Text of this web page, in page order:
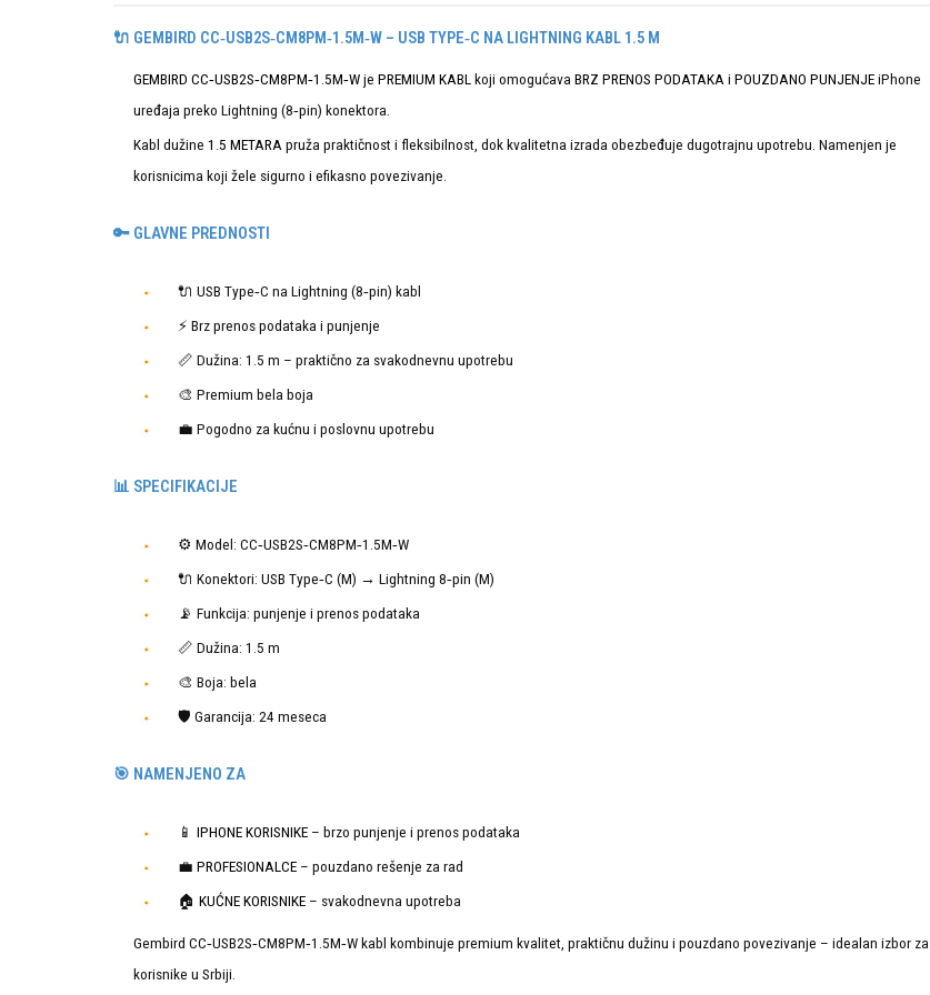
🔌 GEMBIRD CC‑USB2S‑CM8PM‑1.5M‑W – USB TYPE‑C NA LIGHTNING KABL 1.5 M
GEMBIRD CC‑USB2S‑CM8PM‑1.5M‑Wje PREMIUM KABLkoji omogućavaBRZ PRENOS PODATAKA iPOUZDANO PUNJENJEiPhone
uređaja preko Lightning (8‑pin) konektora.
Kabl dužine 1.5 METARA pruža praktičnost i fleksibilnost, dok kvalitetna izrada obezbeđuje dugotrajnu upotrebu. Namenjen je
korisnicima koji žele sigurno i efikasno povezivanje.
🔑 GLAVNE PREDNOSTI
🔌 USB Type‑C na Lightning (8‑pin) kabl
⚡ Brz prenos podataka i punjenje
📏 Dužina: 1.5 m – praktično za svakodnevnu upotrebu
🎨 Premium bela boja
💼 Pogodno za kućnu i poslovnu upotrebu
📊 SPECIFIKACIJE
⚙️ Model: CC‑USB2S‑CM8PM‑1.5M‑W
🔌 Konektori: USB Type‑C (M) → Lightning 8‑pin (M)
📡 Funkcija: punjenje i prenos podataka
📏 Dužina: 1.5 m
🎨 Boja: bela
🛡️ Garancija: 24 meseca
🎯 NAMENJENO ZA
📱 IPHONE KORISNIKE – brzo punjenje i prenos podataka
💼 PROFESIONALCE – pouzdano rešenje za rad
🏠 KUĆNE KORISNIKE – svakodnevna upotreba
Gembird CC‑USB2S‑CM8PM‑1.5M‑W kabl kombinuje premium kvalitet, praktičnu dužinu i pouzdano povezivanje – idealan izbor za
korisnike u Srbiji.